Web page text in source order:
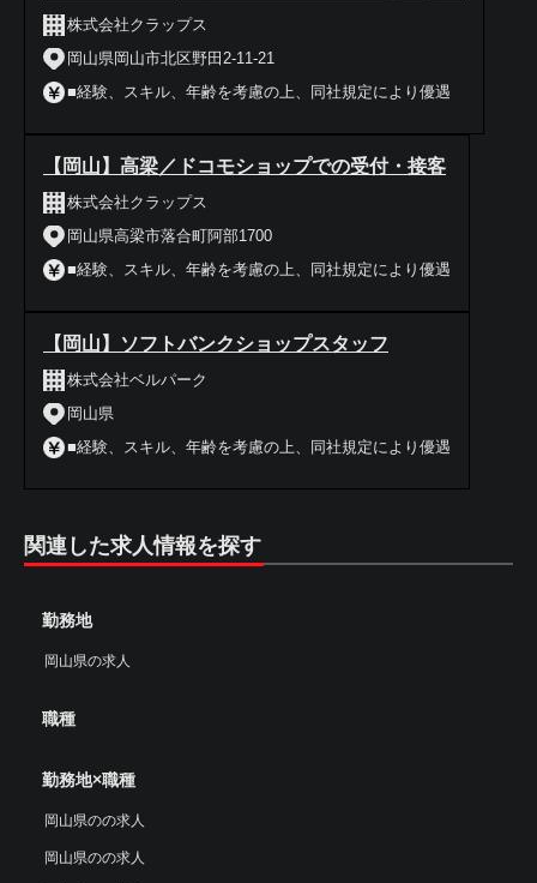
株式会社クラップス
岡山県岡山市北区野田2-11-21
■経験、スキル、年齢を考慮の上、同社規定により優遇
【岡山】高梁／ドコモショップでの受付・接客
株式会社クラップス
岡山県高梁市落合町阿部1700
■経験、スキル、年齢を考慮の上、同社規定により優遇
【岡山】ソフトバンクショップスタッフ
株式会社ベルパーク
岡山県
■経験、スキル、年齢を考慮の上、同社規定により優遇
関連した求人情報を探す
勤務地
岡山県の求人
職種
勤務地×職種
岡山県のの求人
岡山県のの求人